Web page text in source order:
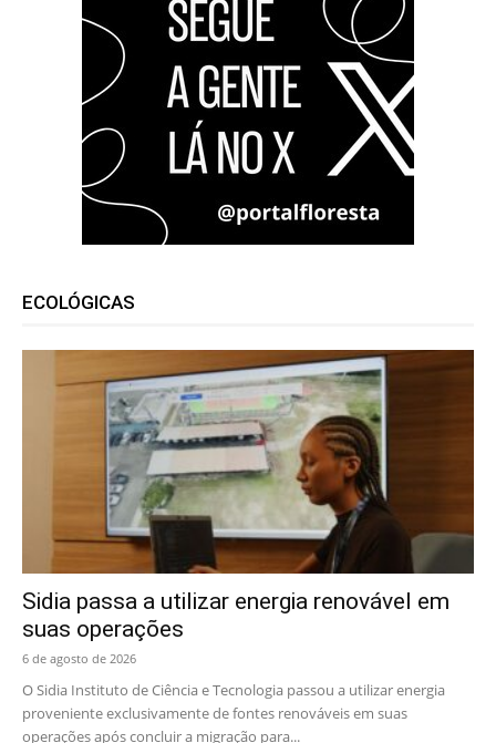
ECOLÓGICAS
Sidia passa a utilizar energia renovável em
suas operações
6 de agosto de 2026
O Sidia Instituto de Ciência e Tecnologia passou a utilizar energia
proveniente exclusivamente de fontes renováveis em suas
operações após concluir a migração para...